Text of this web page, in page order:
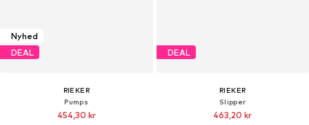
Nyhed
DEAL
RIEKER
Pumps
454,30 kr
DEAL
RIEKER
Slipper
463,20 kr